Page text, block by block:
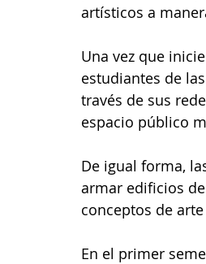
artísticos a
Una vez que
estudiantes de
través de sus
espacio público
De igual forma,
armar edificios
conceptos de
En el primer